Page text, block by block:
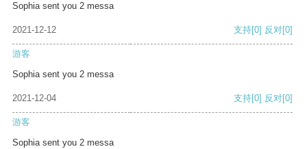
Sophia sent you 2 messa
2021-12-12 支持[0] 反对[0]
游客
Sophia sent you 2 messa
2021-12-04 支持[0] 反对[0]
游客
Sophia sent you 2 messa